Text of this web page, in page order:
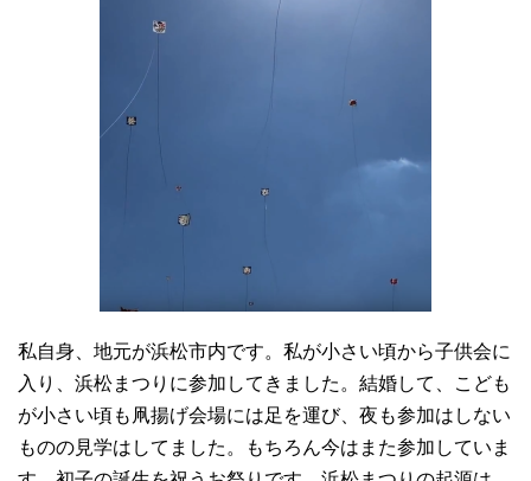
私自身、地元が浜松市内です。私が小さい頃から子供会に
入り、浜松まつりに参加してきました。結婚して、こども
が小さい頃も凧揚げ会場には足を運び、夜も参加はしない
ものの見学はしてました。もちろん今はまた参加していま